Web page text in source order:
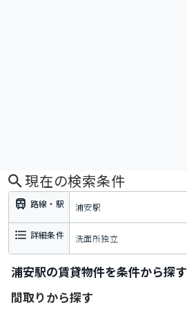
現在の検索条件
路線・駅 浦安駅
詳細条件 洗面所独立
浦安駅の賃貸物件を条件から探す
間取りから探す